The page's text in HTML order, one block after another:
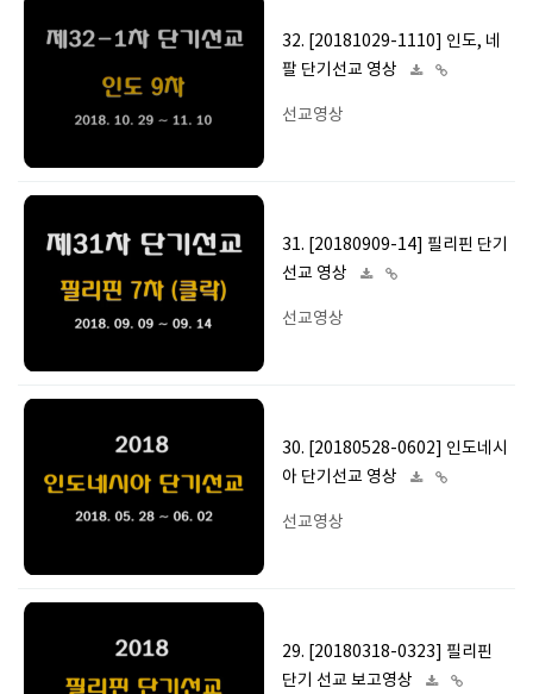
32. [20181029-1110] 인도, 네
팔 단기선교 영상
선교영상
31. [20180909-14] 필리핀 단기
선교 영상
선교영상
30. [20180528-0602] 인도네시
아 단기선교 영상
선교영상
29. [20180318-0323] 필리핀
단기 선교 보고영상